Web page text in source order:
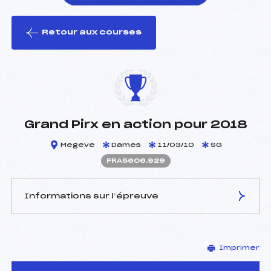
le ski
Retour aux courses
Grand Pirx en action pour 2018
Megeve Dames 11/03/10 SG
FRA5606.929
Informations sur l’épreuve
DEBART JEAN LOUIS
(FRA)
Imprimer